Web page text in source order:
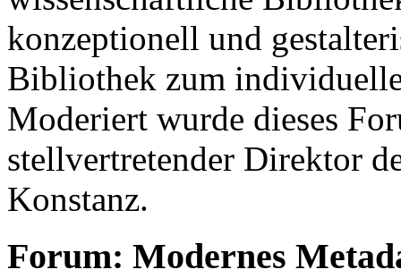
konzeptionell und
Bibliothek zum
Moderiert wurde dieses
stellvertretender Direktor
Konstanz.
Forum: Modernes